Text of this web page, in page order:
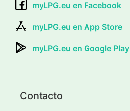
myLPG.eu en Facebook
myLPG.eu en App Store
myLPG.eu en Google Play
Contacto